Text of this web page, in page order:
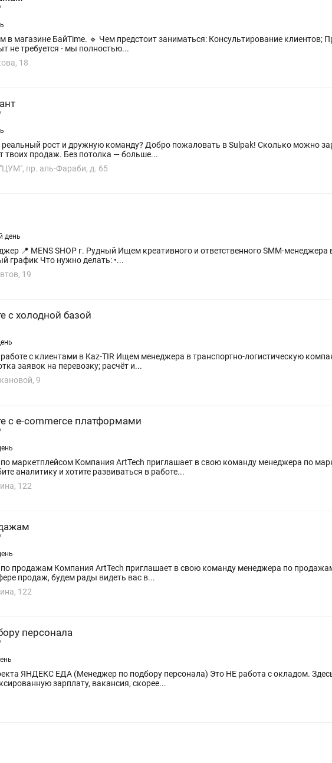
клиентов; Продажа техники; Помощь покупателям в
🎓 Опыт не требуется - мы полностью...
18
рост и дружную команду? Добро пожаловать в Sulpak! Сколько можно
твоих продаж. Без потолка — больше...
пр. аль-Фараби, д. 65
день
• 💰 Зарплата —
100 000 тг • 🕒 Свободный график Что нужно делать: •...
19
с холодной базой
в транспортно-логистическую компанию. Обязанности: поиск и привлечение
новых клиентов; обработка заявок на перевозку; расчёт и...
9
с e-commerce платформами
менеджера по маркетплейсом! Если вы интересуетесь
аналитику и хотите развиваться в работе...
122
по продажам! Если вы любите общение с людьми и
продаж, будем рады видеть вас в...
122
персонала
ЕДА (Менеджер по подбору персонала) Это НЕ работа с окладом. Здесь ваш доход зависит только от вас Если
зарплату, вакансия, скорее...